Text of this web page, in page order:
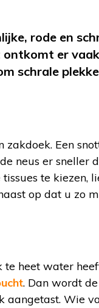
rode en
er
schrale
Een
neus er sneller
te kiezen,
op dat u zo
heet water
. Dan wordt
Wie